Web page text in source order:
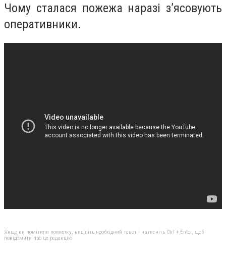
Чому сталася пожежа наразі з’ясовують
оперативники.
Якщо ви помітили помилку, виділіть необхідний текст і натисніть Ctrl + Enter, щоб
повідомити про це редакцію